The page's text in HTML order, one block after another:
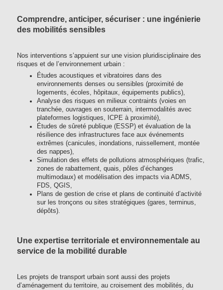
Comprendre, anticiper, sécuriser : une ingénierie
des mobilités sensibles
Nos interventions s’appuient sur une vision pluridisciplinaire des
risques et de l’environnement urbain :
Études acoustiques et vibratoires dans des
environnements denses ou sensibles (proximité de
logements, écoles, hôpitaux, équipements publics),
Analyse des risques en milieux contraints (voies en
tranchée, ouvrages en souterrain, intermodalités avec
plateformes logistiques, ICPE à proximité),
Études de sûreté publique (ESSP) et évaluation de la
résilience des infrastructures face aux événements
extrêmes (canicules, inondations, ruissellement, montée
des nappes),
Simulation des effets de pollutions atmosphériques (trafic,
zones de rabattement, quais, pôles d’échanges
multimodaux) et modélisation des impacts via ADMS,
FDS, QGIS,
Plans de gestion de crise et plans de continuité d’activité
sur les tronçons ou sites stratégiques (gares, terminus,
dépôts).
Une expertise territoriale et environnementale au
service de la mobilité durable
Les projets de transport urbain sont aussi des projets
d’aménagement du territoire, au croisement des mobilités, du